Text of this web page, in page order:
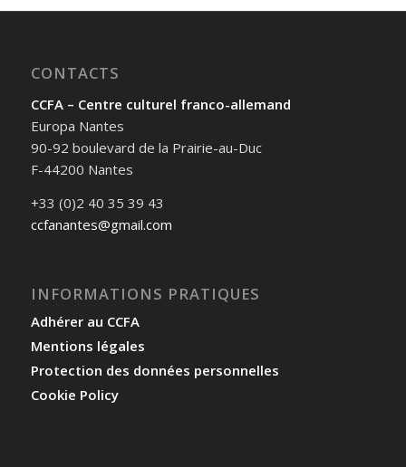
CONTACTS
CCFA – Centre culturel franco-allemand
Europa Nantes
90-92 boulevard de la Prairie-au-Duc
F-44200 Nantes
+33 (0)2 40 35 39 43
ccfanantes@gmail.com
INFORMATIONS PRATIQUES
Adhérer au CCFA
Mentions légales
Protection des données personnelles
Cookie Policy